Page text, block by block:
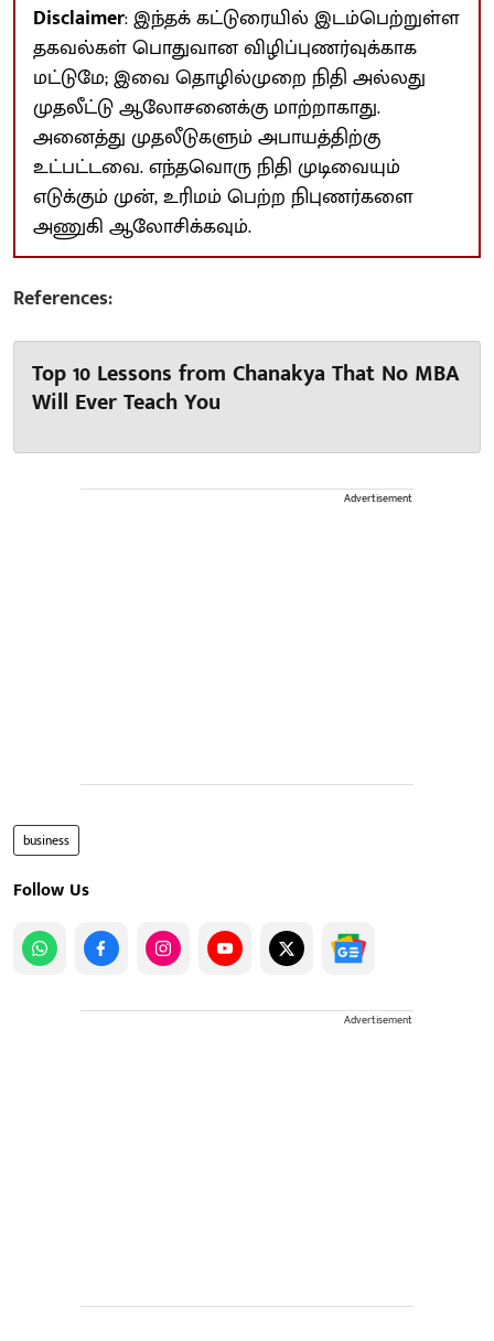
Disclaimer: இந்தக் கட்டுரையில் இடம்பெற்றுள்ள
தகவல்கள் பொதுவான விழிப்புணர்வுக்காக
மட்டுமே; இவை தொழில்முறை நிதி அல்லது
முதலீட்டு ஆலோசனைக்கு மாற்றாகாது.
அனைத்து முதலீடுகளும் அபாயத்திற்கு
உட்பட்டவை. எந்தவொரு நிதி முடிவையும்
எடுக்கும் முன், உரிமம் பெற்ற நிபுணர்களை
அணுகி ஆலோசிக்கவும்.
References:
Top 10 Lessons from Chanakya That No MBA
Will Ever Teach You
Advertisement
business
Follow Us
Advertisement